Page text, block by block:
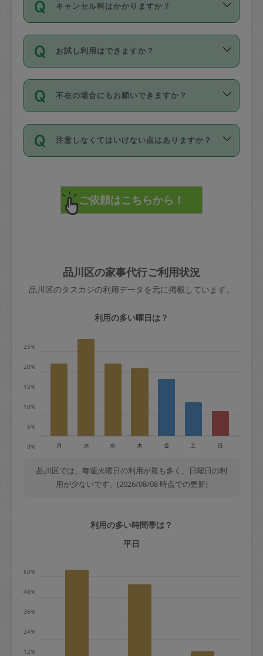
日本語も話せる方など様々です。
ールに記載していますので、各自の得意
を依頼してください。
現場トライアルを受け、合格したタスカ
ジさんが活動されています。
※テストセンターの講評は１件目のレビュ
参考
【詳細】タスカジさんの登録に際
です。作業中に物を壊したり、人にけが
をさせたりした場合が対象で、補償金額
す。
写真を撮り、
詳細FAQ：
損害賠償保険について教えて
以降）の日時から受付可能となっていま
す。
タスカジさんへ「募集」をかけることが
可能です。
キャンセル料はかかりますか？
キャンセル料には、以下の2種類がありま
す。
1. 直前キャンセル（定期、スポット契約
共通）
72時間を超える※と、以下のキャンセル
料が発生します。
直前キャンセル料：
72時間前〜24時間前＝依頼料金の50%
依頼者不在による当日キャンセル＝依頼
金額の100%＋交通費全額
※例：依頼日時／土曜日午前9時開始の場
＋交通費全額
依頼者不在による当日キャンセル＝依頼
金額の100%＋交通費全額
定期契約をキャンセルする場合、毎週定
期は月2回まで隔週定期は月1回までキャ
ャンセル料が発生します。
お試し利用はできますか？
「お試し利用」というメニューはありま
せんが、「一回のみ」依頼を活用するこ
とによって、気に入ったタスカジさんを
まず、条件の合う気になるタスカジさ
みてください。
その後、一番気に入ったタスカジさんに
不在の場合にもお願いできますか？
不在の場合の作業はタスカジさんの同意
が必要です。数回の依頼ののち、タスカ
ジさんと依頼者の間で十分な信頼関係が
てください。
不在時に部屋に入るためにタスカジさん
きた場合は損害保険の対象外となるので
ご注意ください。
注意しなくてはいけない点はありますか？
で、必ず鍵のかかるロッカーや金庫に入
れて依頼者の責任の元管理するよう心掛
けてください。
玉、など
あわせてこちらも参照ください：初めて
はありますか？
品川区の家事代行ご利用状況
品川区のタスカジの利用データを元に掲載しています。
利用の多い曜日は？
0%
5%
10%
15%
20%
25%
月 火 水 木 金 土 日
品川区では、毎週火曜日の利用が最も多く、日曜日の利
用が少ないです。(2026/08/08 時点での更新)
利用の多い時間帯は？
平日
12%
24%
36%
48%
60%